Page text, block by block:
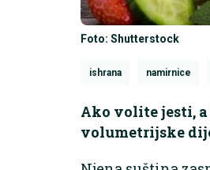
Foto: Shutterstock
ishrana namirnice
Ako volite jesti,
volumetrijske